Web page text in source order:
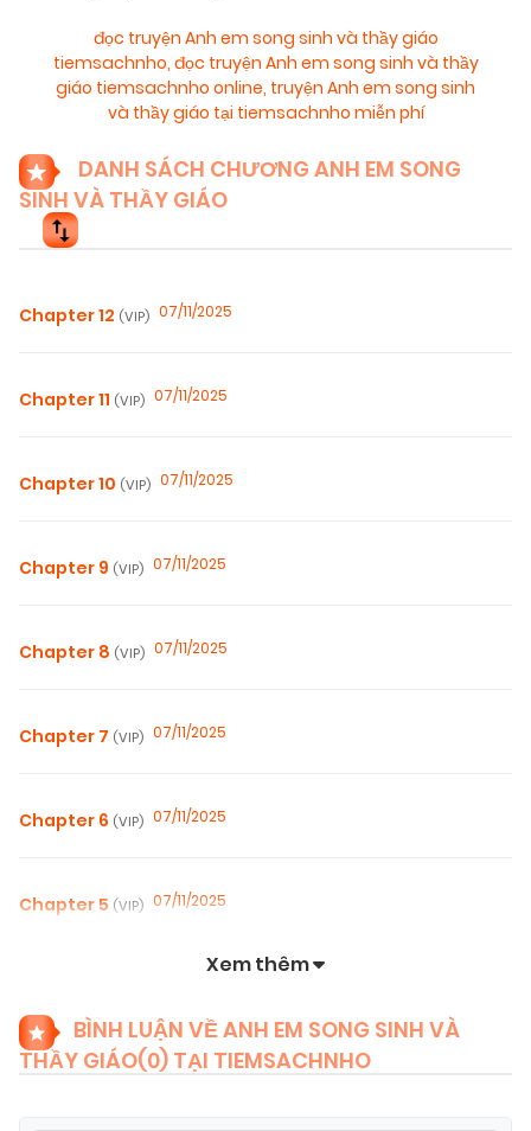
đọc truyện Anh em song sinh và thầy giáo
tiemsachnho, đọc truyện Anh em song sinh và thầy
giáo tiemsachnho online, truyện Anh em song sinh
và thầy giáo tại tiemsachnho miễn phí
DANH SÁCH CHƯƠNG ANH EM SONG
SINH VÀ THẦY GIÁO
Chapter 12 (VIP) 07/11/2025
Chapter 11 (VIP) 07/11/2025
Chapter 10 (VIP) 07/11/2025
Chapter 9 (VIP) 07/11/2025
Chapter 8 (VIP) 07/11/2025
Chapter 7 (VIP) 07/11/2025
Chapter 6 (VIP) 07/11/2025
Chapter 5 (VIP) 07/11/2025
Chapter 3(VIP) 07/11/2025
Xem thêm
BÌNH LUẬN VỀ ANH EM SONG SINH VÀ
THẦY GIÁO(0) TẠI TIEMSACHNHO